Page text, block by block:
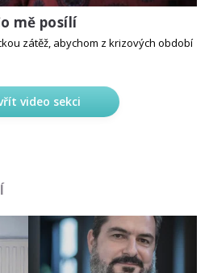
mě posílí
zátěž, abychom z krizových období
video sekci